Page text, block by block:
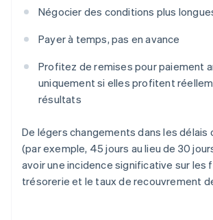
Négocier des conditions plus
Payer à temps, pas en avance
Profitez de remises pour paiement
uniquement si elles profitent
résultats
De légers changements dans les délais
(par exemple, 45 jours au lieu de 30
avoir une incidence significative sur les
trésorerie et le taux de recouvrement